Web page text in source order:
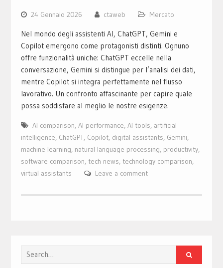
24 Gennaio 2026 ctaweb Mercato
Nel mondo degli assistenti AI, ChatGPT, Gemini e
Copilot emergono come protagonisti distinti. Ognuno
offre funzionalità uniche: ChatGPT eccelle nella
conversazione, Gemini si distingue per l’analisi dei dati,
mentre Copilot si integra perfettamente nel flusso
lavorativo. Un confronto affascinante per capire quale
possa soddisfare al meglio le nostre esigenze.
AI comparison, AI performance, AI tools, artificial
intelligence, ChatGPT, Copilot, digital assistants, Gemini,
machine learning, natural language processing, productivity,
software comparison, tech news, technology comparison,
virtual assistants
Leave a comment
Search
for: